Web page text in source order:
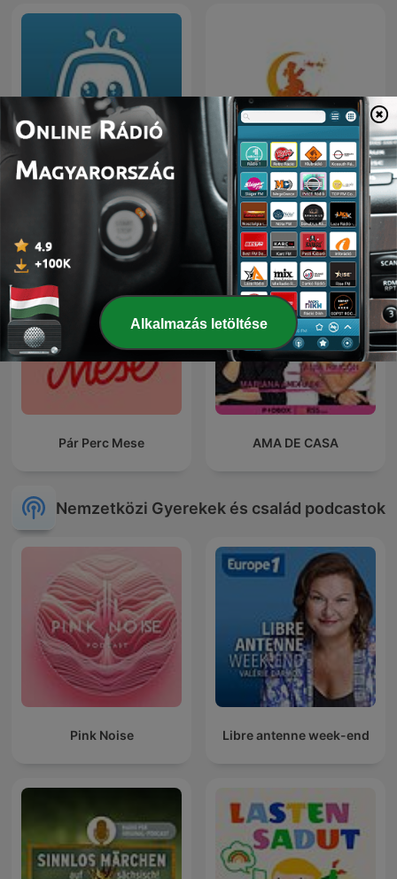
mese.tv - esti mese Még egy esti mese
Pár Perc Mese AMA DE CASA
Nemzetközi Gyerekek és család podcastok
Pink Noise Libre antenne week-end
Alkalmazás letöltése